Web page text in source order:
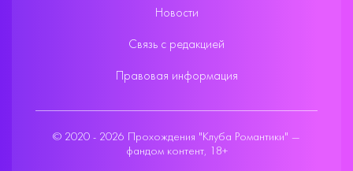
Новости
Связь с редакцией
Правовая информация
© 2020 - 2026 Прохождения "Клуба Романтики" —
фандом контент, 18+